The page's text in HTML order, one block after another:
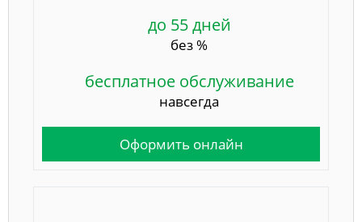
до 55 дней
без %
бесплатное обслуживание
навсегда
Оформить онлайн